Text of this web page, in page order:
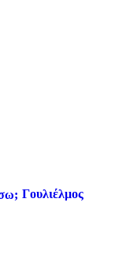
Γουλιέλμος